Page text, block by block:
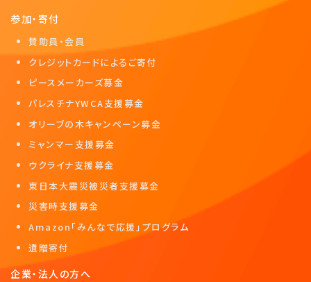
参加・寄付
賛助員・会員
クレジットカードによるご寄付
ピースメーカーズ募金
パレスチナYWCA支援募金
オリーブの木キャンペーン募金
ミャンマー支援募金
ウクライナ支援募金
東日本大震災被災者支援募金
災害時支援募金
Amazon「みんなで応援」プログラム
遺贈寄付
企業・法人の方へ